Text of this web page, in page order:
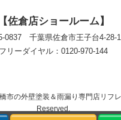
【佐倉店ショールーム】
0837 千葉県佐倉市王子台4-28-
フリーダイヤル：0120-970-144
市の外壁塗装＆雨漏り専門店リフ
Reserved.